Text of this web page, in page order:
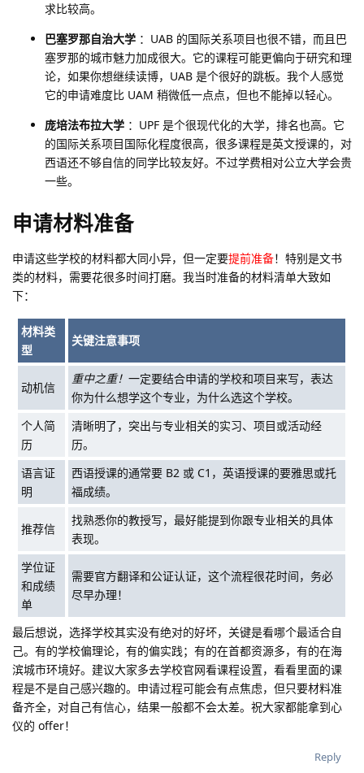
求比较高。
巴塞罗那自治大学 ：UAB 的国际关系项目也很不错，而且巴
塞罗那的城市魅力加成很大。它的课程可能更偏向于研究和理
论，如果你想继续读博，UAB 是个很好的跳板。我个人感觉
它的申请难度比 UAM 稍微低一点点，但也不能掉以轻心。
庞培法布拉大学 ：UPF 是个很现代化的大学，排名也高。它
的国际关系项目国际化程度很高，很多课程是英文授课的，对
西语还不够自信的同学比较友好。不过学费相对公立大学会贵
一些。
申请材料准备
申请这些学校的材料都大同小异，但一定要提前准备！特别是文书
类的材料，需要花很多时间打磨。我当时准备的材料清单大致如
下：
材料类
型
关键注意事项
动机信
重中之重！一定要结合申请的学校和项目来写，表达
你为什么想学这个专业，为什么选这个学校。
个人简
历
清晰明了，突出与专业相关的实习、项目或活动经
历。
语言证
明
西语授课的通常要 B2 或 C1，英语授课的要雅思或托
福成绩。
推荐信
找熟悉你的教授写，最好能提到你跟专业相关的具体
表现。
学位证
和成绩
单
需要官方翻译和公证认证，这个流程很花时间，务必
尽早办理！
最后想说，选择学校其实没有绝对的好坏，关键是看哪个最适合自
己。有的学校偏理论，有的偏实践；有的在首都资源多，有的在海
滨城市环境好。建议大家多去学校官网看课程设置，看看里面的课
程是不是自己感兴趣的。申请过程可能会有点焦虑，但只要材料准
备齐全，对自己有信心，结果一般都不会太差。祝大家都能拿到心
仪的 offer！
Reply